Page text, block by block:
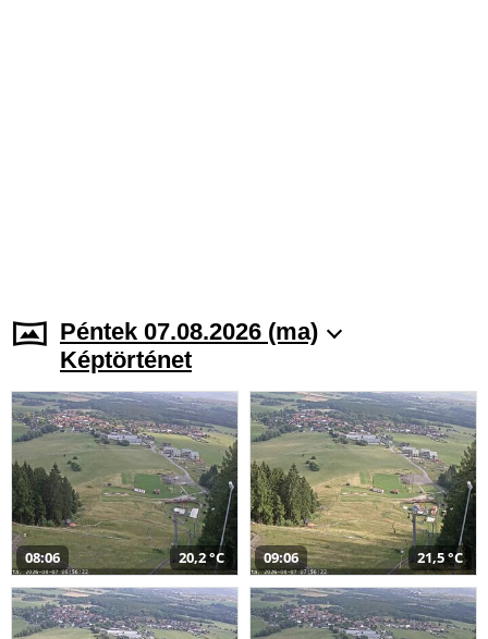
Péntek 07.08.2026 (ma)
Képtörténet
08:06 20,2 °C 09:06 21,5 °C